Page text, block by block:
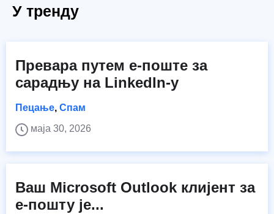
У тренду
Превара путем е-поште за
сарадњу на LinkedIn-у
Пецање, Спам
маја 30, 2026
Ваш Microsoft Outlook клијент за
е-пошту је...